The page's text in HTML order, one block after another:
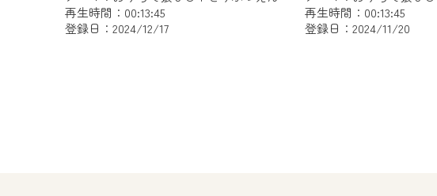
再生時間：00:13:45
登録日：2024/12/17
再生時間：00:13:45
登録日：2024/11/20